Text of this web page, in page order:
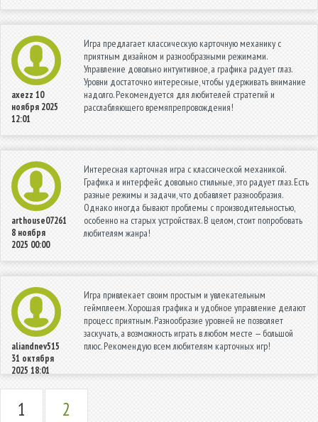
axezz 10
ноября 2025
12:01
Игра предлагает классическую карточную механику с
приятным дизайном и разнообразными режимами.
Управление довольно интуитивное, а графика радует глаз.
Уровни достаточно интересные, чтобы удерживать внимание
надолго. Рекомендуется для любителей стратегий и
расслабляющего времяпрепровождения!
arthouse07261
8 ноября
2025 00:00
Интересная карточная игра с классической механикой.
Графика и интерфейс довольно стильные, это радует глаз. Есть
разные режимы и задачи, что добавляет разнообразия.
Однако иногда бывают проблемы с производительностью,
особенно на старых устройствах. В целом, стоит попробовать
любителям жанра!
aliandnev515
31 октября
2025 18:01
Игра привлекает своим простым и увлекательным
геймплеем. Хорошая графика и удобное управление делают
процесс приятным. Разнообразие уровней не позволяет
заскучать, а возможность играть в любом месте — большой
плюс. Рекомендую всем любителям карточных игр!
1 2